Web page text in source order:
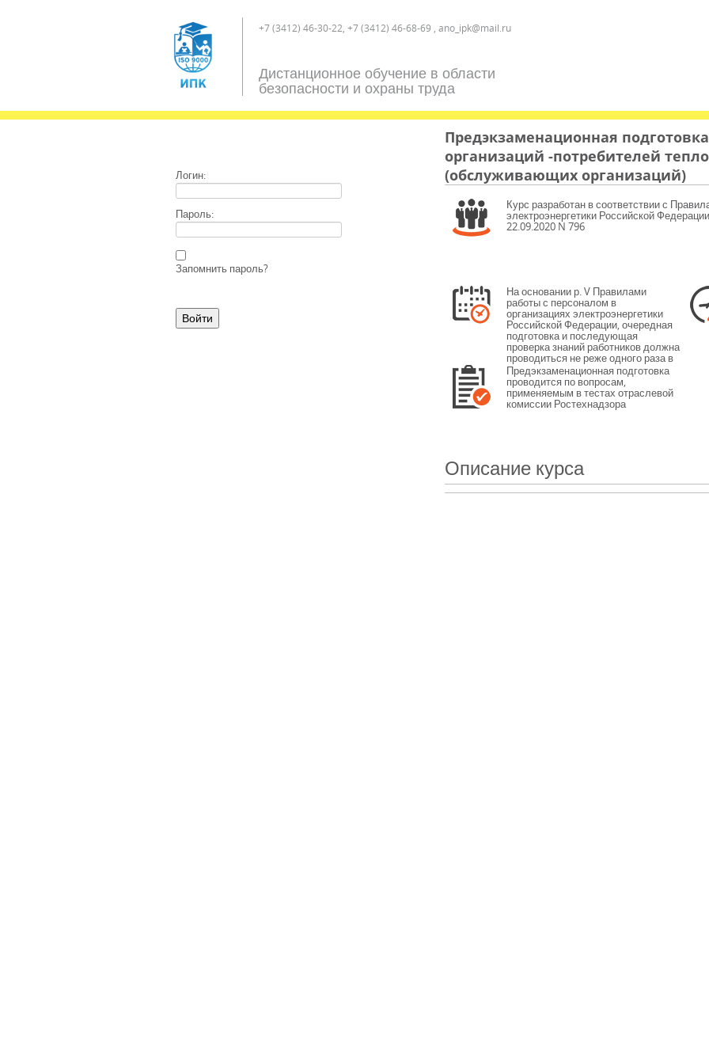
+7 (3412) 46-30-22, +7 (3412) 46-68-69 , ano_ipk@mail.ru
Дистанционное обучение в области
безопасности и охраны труда
Логин:
Пароль:
Запомнить пароль?
Предэкзаменационная
организаций -потребителей
(обслуживающих организаций)
Курс разработан в соответствии с
электроэнергетики Российской
22.09.2020 N 796
На основании р. V Правилами
работы с персоналом в
организациях электроэнергетики
Российской Федерации, очередная
подготовка и последующая
проверка знаний работников должна
проводиться не реже одного раза в
12 месяцев или не реже одного раза
в 3 года в зависимости от категории
персонала.
Предэкзаменационная подготовка
проводится по вопросам,
применяемым в тестах отраслевой
комиссии Ростехнадзора
Описание курса